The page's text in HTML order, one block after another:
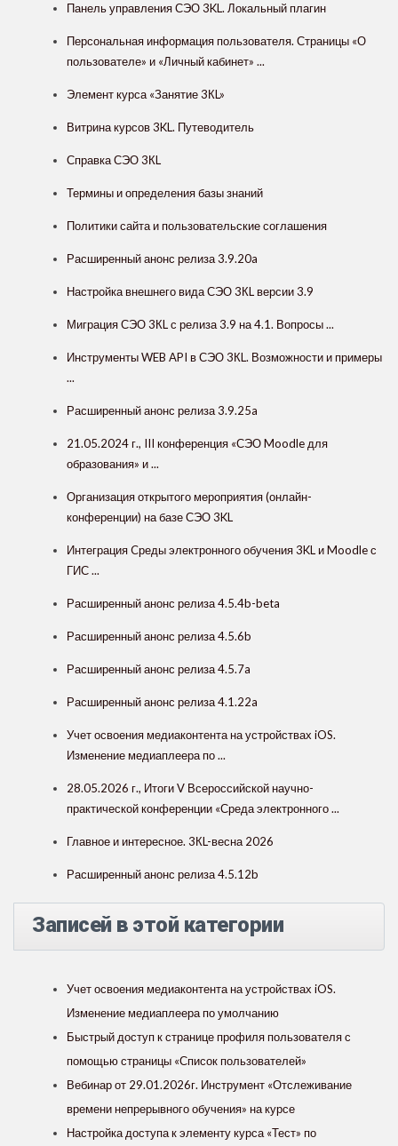
Панель управления СЭО 3KL. Локальный плагин
Персональная информация пользователя. Страницы «О
пользователе» и «Личный кабинет» ...
Элемент курса «Занятие 3КL»
Витрина курсов 3KL. Путеводитель
Справка СЭО 3КL
Термины и определения базы знаний
Политики сайта и пользовательские соглашения
Расширенный анонс релиза 3.9.20a
Настройка внешнего вида СЭО 3КL версии 3.9
Миграция СЭО 3КL с релиза 3.9 на 4.1. Вопросы ...
Инструменты WEB API в СЭО 3КL. Возможности и примеры
...
Расширенный анонс релиза 3.9.25a
21.05.2024 г., III конференция «СЭО Moodle для
образования» и ...
Организация открытого мероприятия (онлайн-
конференции) на базе СЭО 3KL
Интеграция Cреды электронного обучения 3KL и Moodle с
ГИС ...
Расширенный анонс релиза 4.5.4b-beta
Расширенный анонс релиза 4.5.6b
Расширенный анонс релиза 4.5.7a
Расширенный анонс релиза 4.1.22a
Учет освоения медиаконтента на устройствах iOS.
Изменение медиаплеера по ...
28.05.2026 г., Итоги V Всероссийской научно-
практической конференции «Среда электронного ...
Главное и интересное. 3КL-весна 2026
Расширенный анонс релиза 4.5.12b
Записей в этой категории
Учет освоения медиаконтента на устройствах iOS.
Изменение медиаплеера по умолчанию
Быстрый доступ к странице профиля пользователя с
помощью страницы «Список пользователей»
Вебинар от 29.01.2026г. Инструмент «Отслеживание
времени непрерывного обучения» на курсе
Настройка доступа к элементу курса «Тест» по